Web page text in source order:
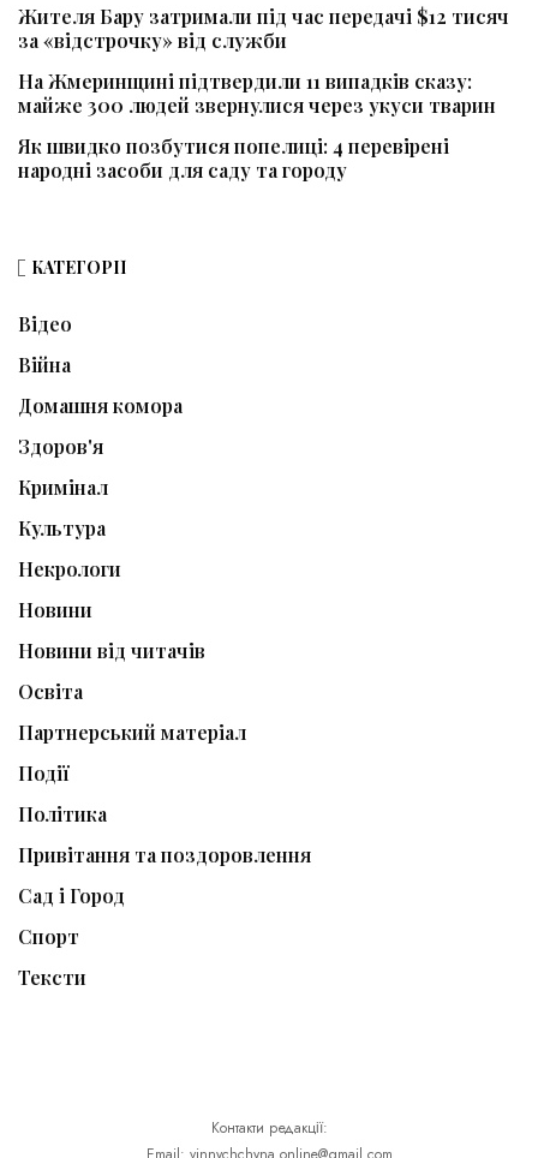
Жителя Бару затримали під час передачі $12 тисяч
за «відстрочку» від служби
На Жмеринщині підтвердили 11 випадків сказу:
майже 300 людей звернулися через укуси тварин
Як швидко позбутися попелиці: 4 перевірені
народні засоби для саду та городу
КАТЕГОРІЇ
Відео
Війна
Домашня комора
Здоров'я
Кримінал
Культура
Некрологи
Новини
Новини від читачів
Освіта
Партнерський матеріал
Події
Політика
Привітання та поздоровлення
Сад і Город
Спорт
Тексти
Контакти редакції: